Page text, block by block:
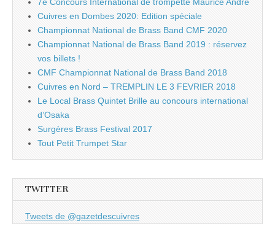
7e Concours International de trompette Maurice André
Cuivres en Dombes 2020: Edition spéciale
Championnat National de Brass Band CMF 2020
Championnat National de Brass Band 2019 : réservez
vos billets !
CMF Championnat National de Brass Band 2018
Cuivres en Nord – TREMPLIN LE 3 FEVRIER 2018
Le Local Brass Quintet Brille au concours international
d’Osaka
Surgères Brass Festival 2017
Tout Petit Trumpet Star
TWITTER
Tweets de @gazetdescuivres